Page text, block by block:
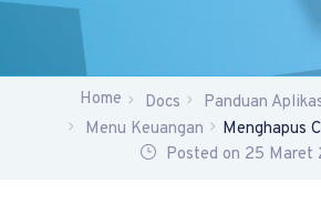
Home Docs
Panduan
Menu Keuangan
Menghapus
Posted on 25 Maret